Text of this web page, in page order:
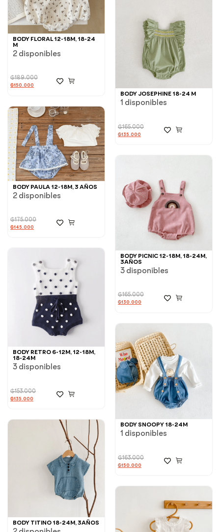
BODY FLORAL 12-18M, 18-24
M
2 disponibles
₲189.000
₲150.000
BODY JOSEPHINE 18-24 M
1 disponibles
₲165.000
₲135.000
BODY PAULA 12-18M, 3 AÑOS
2 disponibles
₲175.000
₲145.000
BODY PICNIC 12-18M, 18-24M,
3AÑOS
3 disponibles
₲165.000
₲130.000
BODY RETRO 6-12M, 12-18M,
18-24M
3 disponibles
₲153.000
₲135.000
BODY SNOOPY 18-24M
1 disponibles
₲163.000
₲150.000
BODY TITINO 18-24M, 3AÑOS